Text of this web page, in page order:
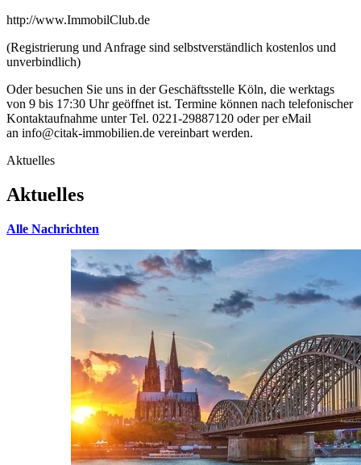
http://www.ImmobilClub.de
(Registrierung und Anfrage sind selbstverständlich kostenlos und
unverbindlich)
Oder besuchen Sie uns in der Geschäftsstelle Köln, die werktags
von 9 bis 17:30 Uhr geöffnet ist. Termine können nach telefonischer
Kontaktaufnahme unter Tel. 0221-29887120 oder per eMail
an info@citak-immobilien.de vereinbart werden.
Aktuelles
Aktuelles
Alle Nachrichten